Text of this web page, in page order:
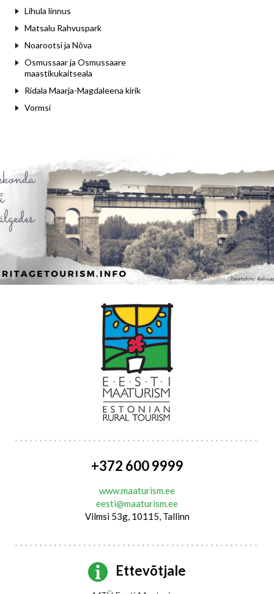
Lihula linnus
Matsalu Rahvuspark
Noarootsi ja Nõva
Osmussaar ja Osmussaare
maastikukaitseala
Ridala Maarja-Magdaleena kirik
Vormsi
+372 600 9999
www.maaturism.ee
eesti@maaturism.ee
Vilmsi 53g, 10115, Tallinn
Ettevõtjale